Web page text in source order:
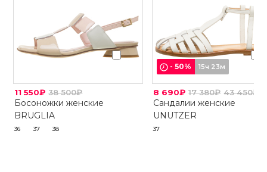
11 550₽ 38 500₽
Босоножки женские
BRUGLIA
36 37 38
-50% 15ч 23м
8 690₽ 17 380₽ 43 450₽
Сандалии женские
UNUTZER
37